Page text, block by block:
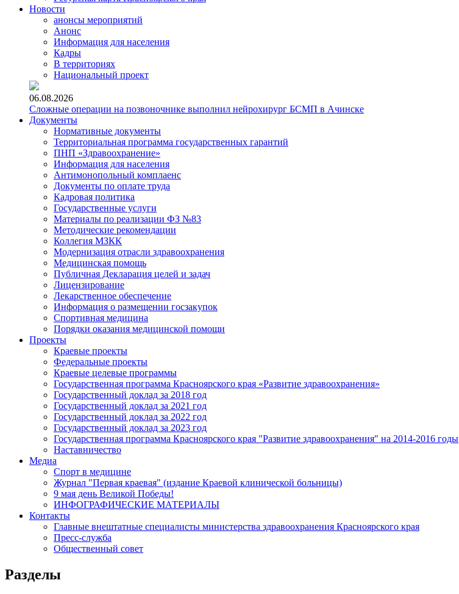
Новости
анонсы мероприятий
Анонс
Информация для населения
Кадры
В территориях
Национальный проект
06.08.2026
Сложные операции на позвоночнике выполнил нейрохирург БСМП в Ачинске
Документы
Нормативные документы
Территориальная программа государственных гарантий
ПНП «Здравоохранение»
Информация для населения
Антимонопольный комплаенс
Документы по оплате труда
Кадровая политика
Государственные услуги
Материалы по реализации ФЗ №83
Методические рекомендации
Коллегия МЗКК
Модернизация отрасли здравоохранения
Медицинская помощь
Публичная Декларация целей и задач
Лицензирование
Лекарственное обеспечение
Информация о размещении госзакупок
Спортивная медицина
Порядки оказания медицинской помощи
Проекты
Краевые проекты
Федеральные проекты
Краевые целевые программы
Государственная программа Красноярского края «Развитие здравоохранения»
Государственный доклад за 2018 год
Государственный доклад за 2021 год
Государственный доклад за 2022 год
Государственный доклад за 2023 год
Государственная программа Красноярского края "Развитие здравоохранения" на 2014-2016 годы
Наставничество
Медиа
Спорт в медицине
Журнал "Первая краевая" (издание Краевой клинической больницы)
9 мая день Великой Победы!
ИНФОГРАФИЧЕСКИЕ МАТЕРИАЛЫ
Контакты
Главные внештатные специалисты министерства здравоохранения Красноярского края
Пресс-служба
Общественный совет
Разделы